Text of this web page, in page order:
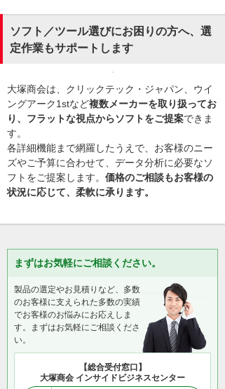
ソフト／ツール選びにお困りの方へ、選
定作業もサポートします
大塚商会は、クリックテック・ジャパン、ウイ
ングアーク1stなど複数メーカーを取り扱ってお
り、フラットな視点からソフトをご提案できま
す。
各詳細機能まで網羅したうえで、お客様のニー
ズやご予算に合わせて、データ分析に必要なソ
フトをご提案します。 価格のご相談もお客様の
状況に応じて、柔軟に承ります。
まずはお気軽にご相談ください。
製品の選定やお見積りなど、多数
のお客様に支えられた多数の実績
でお客様のお悩みにお応えしま
す。まずはお気軽にご相談くださ
い。
【総合受付窓口】
大塚商会 インサイドビジネスセンター